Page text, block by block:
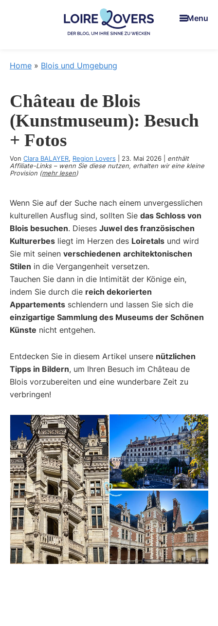
Iie
wecken
im
Loiretal
-
Blog
von
und
Man
Menu
Home » Blois und Umgebung
Château de Blois
(Kunstmuseum): Besuch
+ Fotos
Von Clara BALAYER, Region Lovers 23. Mai 2026
enthält
Affiliate-Links – wenn Sie diese nutzen, erhalten wir eine kleine
Provision (mehr lesen)
Wenn Sie auf der Suche nach einem unvergesslichen
kulturellen Ausflug sind, sollten Sie das Schloss von
Blois besuchen. Dieses Juwel des französischen
Kulturerbes liegt im Herzen des Loiretals und wird
Sie mit seinen verschiedenen architektonischen
Stilen in die Vergangenheit versetzen.
Tauchen Sie dann in die Intimität der Könige ein,
indem Sie durch die reich dekorierten
Appartements schlendern und lassen Sie sich die
einzigartige Sammlung des Museums der Schönen
Künste nicht entgehen.
Entdecken Sie in diesem Artikel unsere nützlichen
Tipps in Bildern, um Ihren Besuch im Château de
Blois vorzubereiten und eine wunderbare Zeit zu
verbringen!